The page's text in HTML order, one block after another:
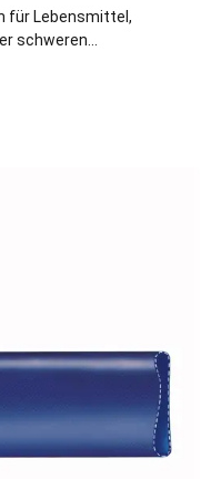
für Lebensmittel,
schweren